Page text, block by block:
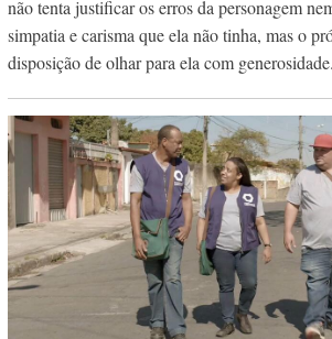
não tenta justificar os erros da personagem
simpatia e carisma que ela não tinha, mas o
disposição de olhar para ela com generosidade.